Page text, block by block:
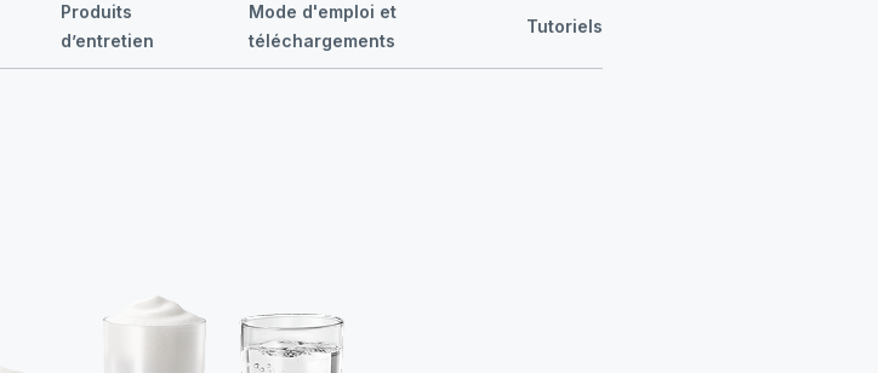
Produits
d’entretien
Mode d'emploi et
téléchargements
Tutoriels